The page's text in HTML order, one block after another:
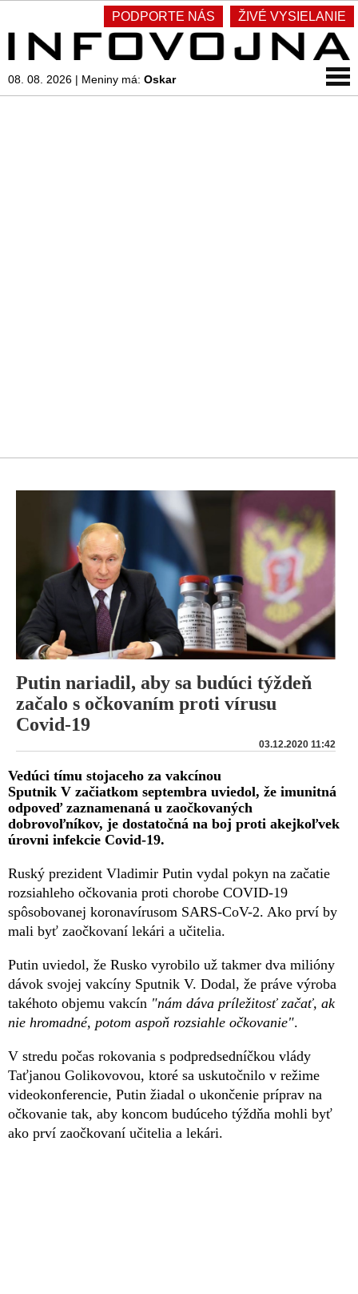
PODPORTE NÁS ŽIVÉ VYSIELANIE
08. 08. 2026 | Meniny má: Oskar
Putin nariadil, aby sa budúci týždeň
začalo s očkovaním proti vírusu
Covid-19
03.12.2020 11:42
Vedúci tímu stojaceho za vakcínou
Sputnik V začiatkom septembra uviedol, že imunitná
odpoveď zaznamenaná u zaočkovaných
dobrovoľníkov, je dostatočná na boj proti akejkoľvek
úrovni infekcie Covid-19.
Ruský prezident Vladimir Putin vydal pokyn na začatie
rozsiahleho očkovania proti chorobe COVID-19
spôsobovanej koronavírusom SARS-CoV-2. Ako prví by
mali byť zaočkovaní lekári a učitelia.
Putin uviedol, že Rusko vyrobilo už takmer dva milióny
dávok svojej vakcíny Sputnik V. Dodal, že práve výroba
takéhoto objemu vakcín "nám dáva príležitosť začať, ak
nie hromadné, potom aspoň rozsiahle očkovanie".
V stredu počas rokovania s podpredsedníčkou vlády
Taťjanou Golikovovou, ktoré sa uskutočnilo v režime
videokonferencie, Putin žiadal o ukončenie príprav na
očkovanie tak, aby koncom budúceho týždňa mohli byť
ako prví zaočkovaní učitelia a lekári.